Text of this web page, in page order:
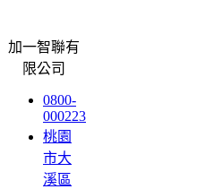
加一智聯有
限公司
0800-
000223
桃園
市大
溪區